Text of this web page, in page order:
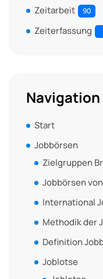
Zeitarbeit 90
Zeiterfassung
Navigation
Start
Jobbörsen
Zielgruppen
Jobbörsen von
International
Methodik der
Definition
Joblotse